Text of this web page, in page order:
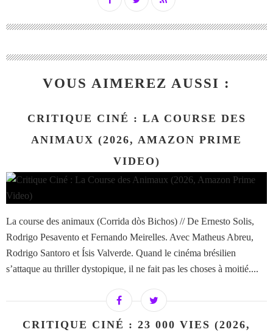
VOUS AIMEREZ AUSSI :
CRITIQUE CINÉ : LA COURSE DES
ANIMAUX (2026, AMAZON PRIME
VIDEO)
La course des animaux (Corrida dòs Bichos) // De Ernesto Solis,
Rodrigo Pesavento et Fernando Meirelles. Avec Matheus Abreu,
Rodrigo Santoro et Ísis Valverde. Quand le cinéma brésilien
s’attaque au thriller dystopique, il ne fait pas les choses à moitié....
CRITIQUE CINÉ : 23 000 VIES (2026,